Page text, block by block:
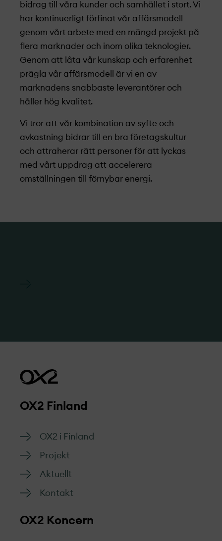
bidrag till våra kunder och samhället i stort. Vi
har kontinuerligt förfinat vår affärsmodell
genom vårt arbete med en mängd projekt­­ på
flera marknader och inom olika teknologier.
Genom att låta vår kunskap och erfarenhet
prägla vår affärsmodell är vi en av
marknadens snabbaste leverantörer och
håller hög kvalitet.
Vi tror att vår kombination av syfte och
avkastning bidrar till en bra företagskultur
och attraherar rätt personer för att lyckas
med vårt uppdrag att accelerera
omställningen till förnybar energi.
OX2 Finland
OX2 i Finland
Projekt­
Aktuellt
Kontakt
OX2 Koncern